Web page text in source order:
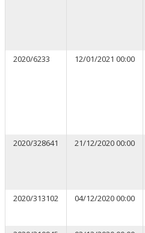
2020/6233
12/01/2021 00:00
2020/328641
21/12/2020 00:00
2020/313102
04/12/2020 00:00